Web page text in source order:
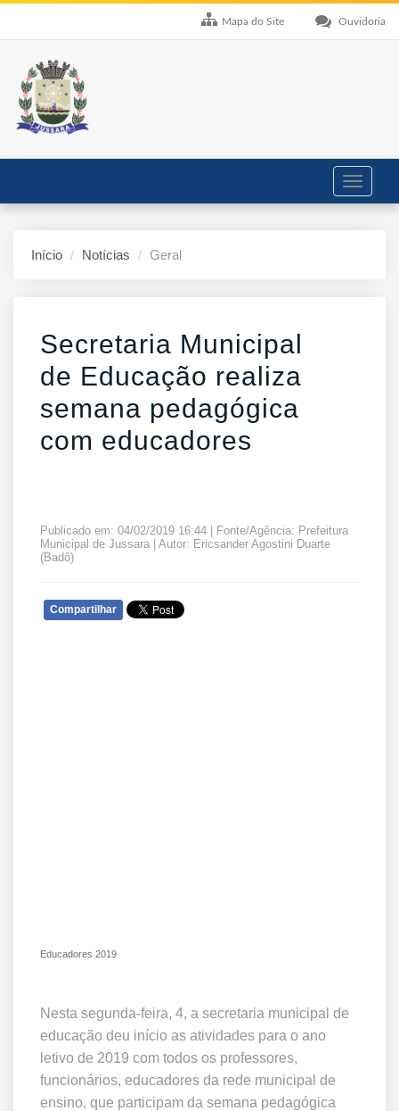
Ouvidoria
Mapa do Site
Toggle
Início Notícias Geral
Secretaria Municipal
de Educação realiza
semana pedagógica
com educadores
Publicado em: 04/02/2019 16:44 | Fonte/Agência: Prefeitura
Municipal de Jussara | Autor: Ericsander Agostini Duarte
(Badô)
Compartilhar
Educadores 2019
Nesta segunda-feira, 4, a secretaria municipal de
educação deu início as atividades para o ano
letivo de 2019 com todos os professores,
funcionários, educadores da rede municipal de
ensino, que participam da semana pedagógica